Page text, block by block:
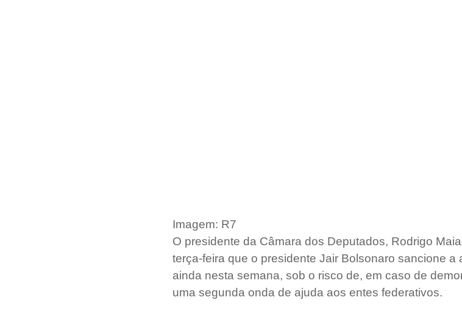
Imagem: R7
O presidente da Câmara dos Deputados, Rodrigo
terça-feira que o presidente Jair Bolsonaro sancione
ainda nesta semana, sob o risco de, em caso de
uma segunda onda de ajuda aos entes federativos.